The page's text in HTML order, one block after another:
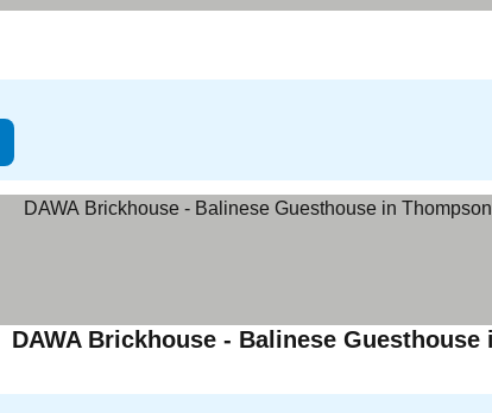
DAWA Brickhouse - Balinese